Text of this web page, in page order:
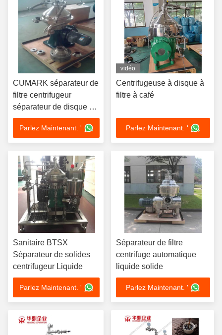
CUMARK séparateur de
filtre centrifugeur
séparateur de disque de
laboratoire
Parlez Maintenant. '
vidéo
Centrifugeuse à disque à
filtre à café
Parlez Maintenant. '
Sanitaire BTSX
Séparateur de solides
centrifugeur Liquide
Parlez Maintenant. '
Séparateur de filtre
centrifuge automatique
liquide solide
Parlez Maintenant. '